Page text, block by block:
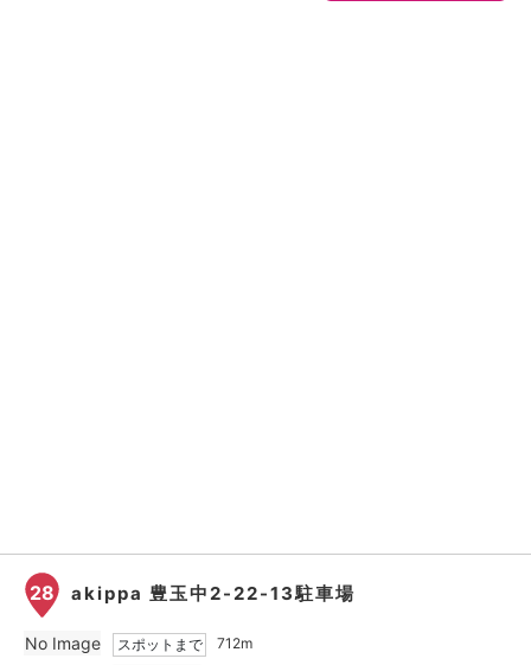
28 akippa 豊玉中2-22-13駐車場
スポットまで
712m
No Image